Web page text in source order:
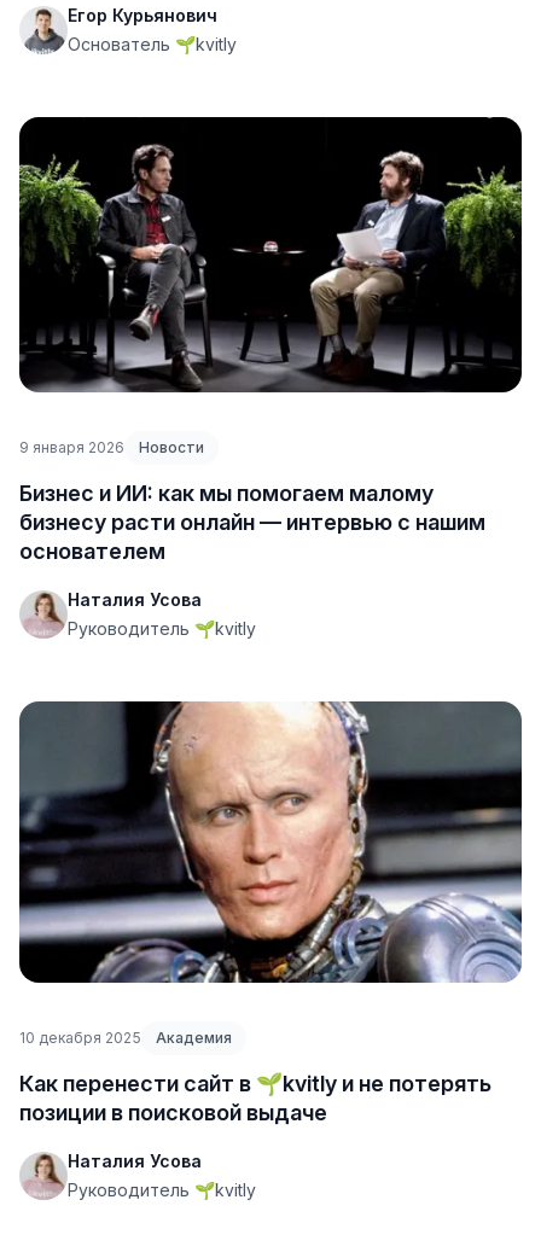
Егор Курьянович
Основатель 🌱kvitly
9 января 2026 Новости
Бизнес и ИИ: как мы помогаем малому
бизнесу расти онлайн — интервью с нашим
основателем
Наталия Усова
Руководитель 🌱kvitly
10 декабря 2025 Академия
Как перенести сайт в 🌱kvitly и не потерять
позиции в поисковой выдаче
Наталия Усова
Руководитель 🌱kvitly